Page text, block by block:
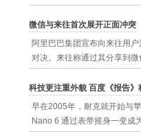
微信与来往首次展开正面冲突
阿里巴巴集团宣布向来往用
对决。来往称通过其分享到微
科技更注重外貌 百度《报告
早在2005年，耐克就开始与
Nano 6 通过表带摇身一变成